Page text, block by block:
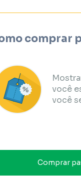
comprar
você
você
Comprar